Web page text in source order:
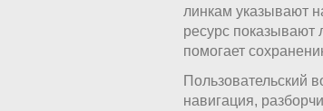
линкам указывают
ресурс показывают
помогает
Пользовательский
навигация,